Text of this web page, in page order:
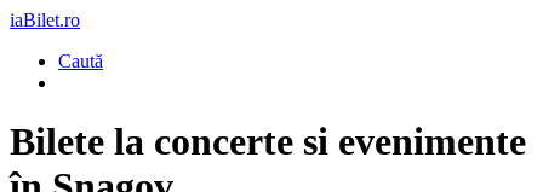
iaBilet.ro
Caută
Bilete la concerte si evenimente